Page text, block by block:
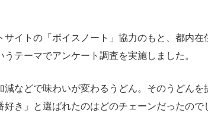
イトの「ボイスノート」協力のもと、都内在
うテーマでアンケート調査を実施しました。
などで味わいが変わるうどん。そのうどんを
好き」と選ばれたのはどのチェーンだったので